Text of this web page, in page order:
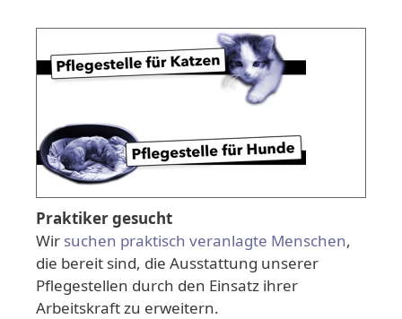
Praktiker gesucht
Wir suchen praktisch veranlagte Menschen,
die bereit sind, die Ausstattung unserer
Pflegestellen durch den Einsatz ihrer
Arbeitskraft zu erweitern.